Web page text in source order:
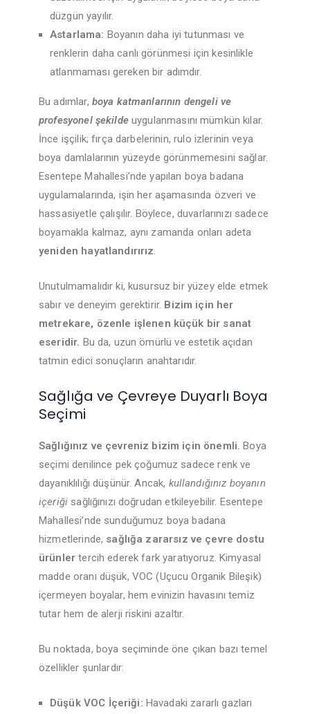
düzgün yayılır.
Astarlama: Boyanın daha iyi tutunması ve
renklerin daha canlı görünmesi için kesinlikle
atlanmaması gereken bir adımdır.
Bu adımlar, boya katmanlarının dengeli ve
profesyonel şekildeuygulanmasını mümkün kılar.
İnce işçilik; fırça darbelerinin, rulo izlerinin veya
boya damlalarının yüzeyde görünmemesini sağlar.
Esentepe Mahallesi’nde yapılan boya badana
uygulamalarında, işin her aşamasında özveri ve
hassasiyetle çalışılır. Böylece, duvarlarınızı sadece
boyamakla kalmaz, aynı zamanda onları adeta
yeniden hayatlandırırız.
Unutulmamalıdır ki, kusursuz bir yüzey elde etmek
sabır ve deneyim gerektirir. Bizim için her
metrekare, özenle işlenen küçük bir sanat
eseridir. Bu da, uzun ömürlü ve estetik açıdan
tatmin edici sonuçların anahtarıdır.
Sağlığa ve Çevreye Duyarlı Boya
Seçimi
Sağlığınız ve çevreniz bizim için önemli. Boya
seçimi denilince pek çoğumuz sadece renk ve
dayanıklılığı düşünür. Ancak, kullandığınız boyanın
içeriği sağlığınızı doğrudan etkileyebilir. Esentepe
Mahallesi’nde sunduğumuz boya badana
hizmetlerinde, sağlığa zararsız ve çevre dostu
ürünler tercih ederek fark yaratıyoruz. Kimyasal
madde oranı düşük, VOC (Uçucu Organik Bileşik)
içermeyen boyalar, hem evinizin havasını temiz
tutar hem de alerji riskini azaltır.
Bu noktada, boya seçiminde öne çıkan bazı temel
özellikler şunlardır:
Düşük VOC İçeriği: Havadaki zararlı gazları